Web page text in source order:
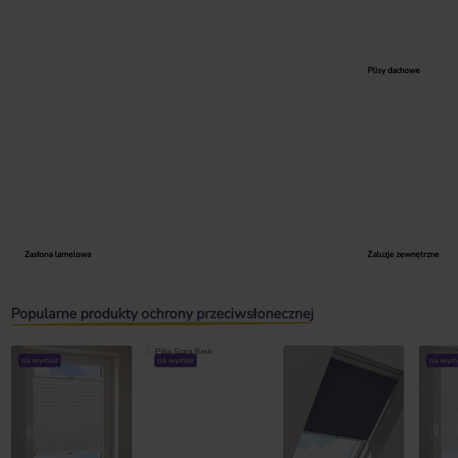
Zasłona lamelowa
Plisy dachowe
Żaluzje zewnętrzne
Popularne produkty ochrony przeciwsłonecznej
Pomiń galerię produktów
na wymiar
na wymiar na